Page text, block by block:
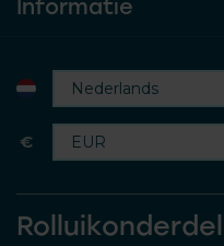
Informatie
€